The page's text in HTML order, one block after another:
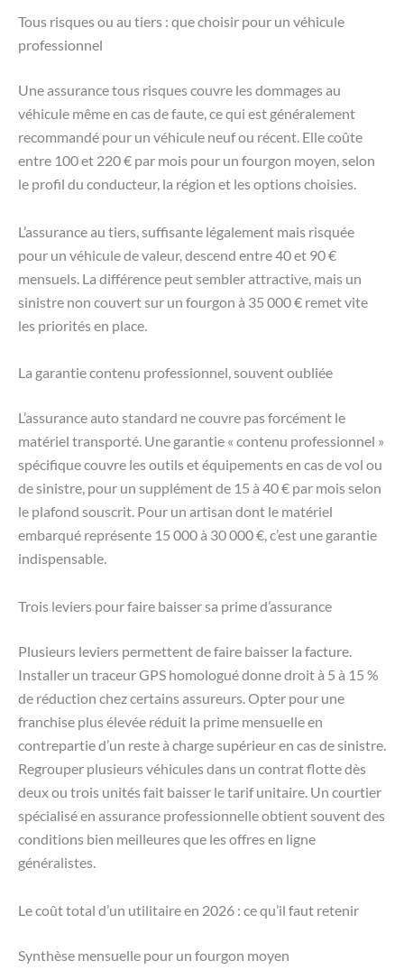
Tous risques ou au tiers : que choisir pour un véhicule
professionnel
Une assurance tous risques couvre les dommages au
véhicule même en cas de faute, ce qui est généralement
recommandé pour un véhicule neuf ou récent. Elle coûte
entre 100 et 220 € par mois pour un fourgon moyen, selon
le profil du conducteur, la région et les options choisies.
L’assurance au tiers, suffisante légalement mais risquée
pour un véhicule de valeur, descend entre 40 et 90 €
mensuels. La différence peut sembler attractive, mais un
sinistre non couvert sur un fourgon à 35 000 € remet vite
les priorités en place.
La garantie contenu professionnel, souvent oubliée
L’assurance auto standard ne couvre pas forcément le
matériel transporté. Une garantie « contenu professionnel »
spécifique couvre les outils et équipements en cas de vol ou
de sinistre, pour un supplément de 15 à 40 € par mois selon
le plafond souscrit. Pour un artisan dont le matériel
embarqué représente 15 000 à 30 000 €, c’est une garantie
indispensable.
Trois leviers pour faire baisser sa prime d’assurance
Plusieurs leviers permettent de faire baisser la facture.
Installer un traceur GPS homologué donne droit à 5 à 15 %
de réduction chez certains assureurs. Opter pour une
franchise plus élevée réduit la prime mensuelle en
contrepartie d’un reste à charge supérieur en cas de sinistre.
Regrouper plusieurs véhicules dans un contrat flotte dès
deux ou trois unités fait baisser le tarif unitaire. Un courtier
spécialisé en assurance professionnelle obtient souvent des
conditions bien meilleures que les offres en ligne
généralistes.
Le coût total d’un utilitaire en 2026 : ce qu’il faut retenir
Synthèse mensuelle pour un fourgon moyen